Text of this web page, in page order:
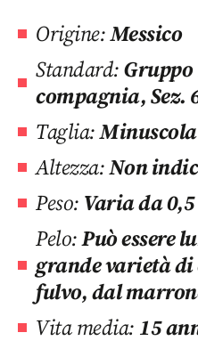
Origine:Messico
Standard:
compagnia, Sez.
Taglia:Minuscola
Altezza:Non
Peso: Varia da
Pelo:Può essere
grande varietà
fulvo, dal
Vita media: 15